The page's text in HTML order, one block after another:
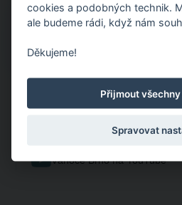
Zobrazit na mapě
Vánoce Brno na Instagramu
Vánoce Brno na YouTube
cookies a podobných technik.
ale budeme rádi, když nám
Děkujeme!
Přijmout
Spravovat